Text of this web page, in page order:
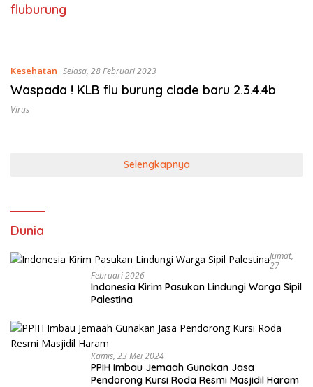
fluburung
Kesehatan Selasa, 28 Februari 2023
Waspada ! KLB flu burung clade baru 2.3.4.4b
Virus
Selengkapnya
Dunia
Jumat,
27
Februari 2026
Indonesia Kirim Pasukan Lindungi Warga Sipil
Palestina
Kamis, 23 Mei 2024
PPIH Imbau Jemaah Gunakan Jasa
Pendorong Kursi Roda Resmi Masjidil Haram